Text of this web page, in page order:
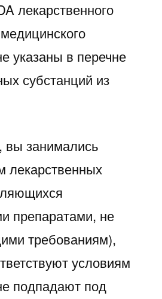
лекарственного
указаны в перечне
субстанций из
вы занимались
лекарственных
препаратами, не
требованиям),
условиям
подпадают под